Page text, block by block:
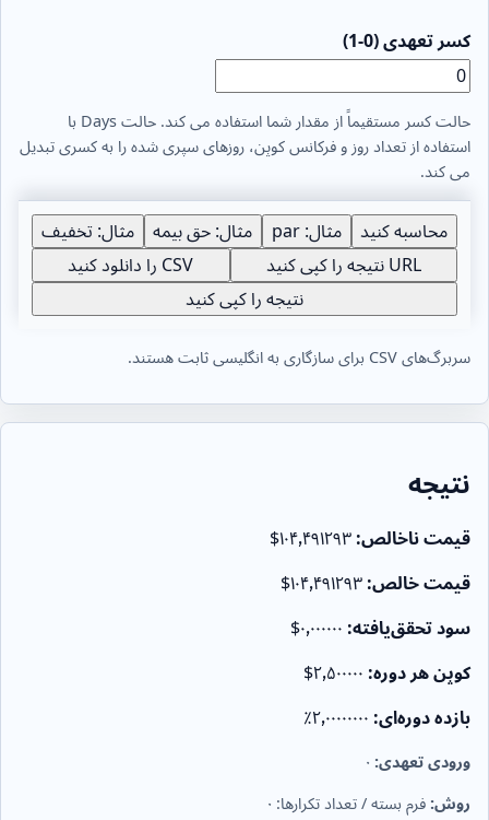
کسر تعهدی (0-1)
حالت کسر مستقیماً از مقدار شما استفاده می کند. حالت Days با
استفاده از تعداد روز و فرکانس کوپن، روزهای سپری شده را به کسری تبدیل
می کند.
محاسبه کنید مثال: par مثال: حق بیمه
مثال: تخفیف
URL نتیجه را کپی کنید
CSV را دانلود کنید
نتیجه را کپی کنید
سربرگ‌های CSV برای سازگاری به انگلیسی ثابت هستند.
نتیجه
قیمت ناخالص:
قیمت خالص:
سود تحقق‌یافته:
کوپن هر دوره:
بازده دوره‌ای:
ورودی تعهدی:
روش: فرم بسته / تعداد تکرارها: ۰